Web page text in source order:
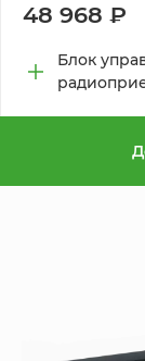
48 968 ₽
Блок